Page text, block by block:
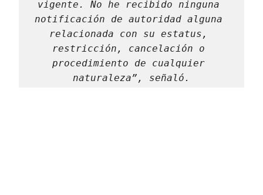
vigente. No he recibido ninguna
notificación de autoridad alguna
relacionada con su estatus,
restricción, cancelación o
procedimiento de cualquier
naturaleza”, señaló.